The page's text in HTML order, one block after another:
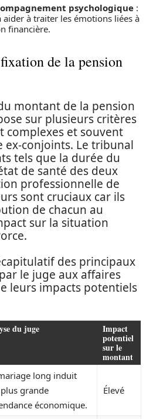
psychologique :
à traiter les émotions liées à
financière.
de la pension
montant de la pension
sur plusieurs critères
complexes et souvent
ex-conjoints. Le tribunal
tels que la durée du
de santé des deux
professionnelle de
sont cruciaux car ils
de chacun au
sur la situation
des principaux
le juge aux affaires
leurs impacts potentiels
du juge Impact
potentiel
sur le
montant
long induit
grande
économique.
Élevé